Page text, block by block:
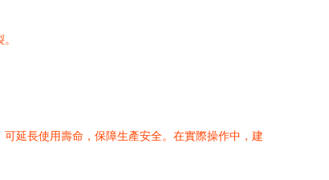
延長使用壽命，保障生產安全。在實際操作中，建